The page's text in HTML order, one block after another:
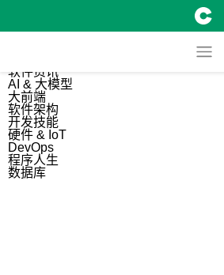
软件资讯
AI & 大模型
大前端
软件架构
开发技能
硬件 & IoT
DevOps
程序人生
数据库